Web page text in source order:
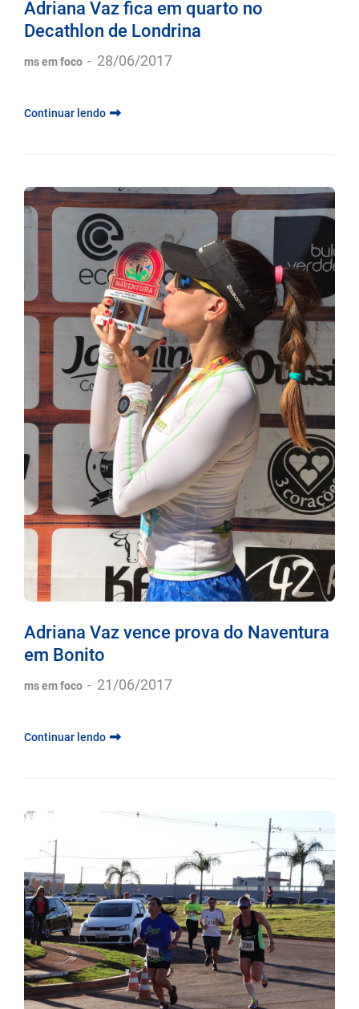
Adriana Vaz fica em quarto no
Decathlon de Londrina
ms em foco - 28/06/2017
Continuar lendo
Adriana Vaz vence prova do Naventura
em Bonito
ms em foco 21/06/2017
Continuar lendo